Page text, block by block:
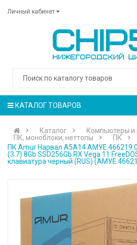
Личный кабинет
КАТАЛОГ ТОВАРОВ
Каталог
Компьютеры и
ПК, моноблоки, неттопы
ПК
ПК Amur Нарвал A5A14
(3.7) 8Gb SSD256Gb RX Vega 11
клавиатура черный (RUS)